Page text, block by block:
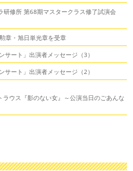
研修所 第68期マスタークラス修了試演会
章・旭日単光章を受章
ート」出演者メッセージ（3）
ート」出演者メッセージ（2）
ウス『影のない女』～公演当日のごあんな